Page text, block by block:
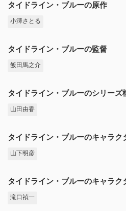
タイドライン・ブルーの原作
小澤さとる
タイドライン・ブルーの監督
飯田馬之介
タイドライン・ブルーのシリーズ
山田由香
タイドライン・ブルーのキャラク
山下明彦
タイドライン・ブルーのキャラク
滝口禎一